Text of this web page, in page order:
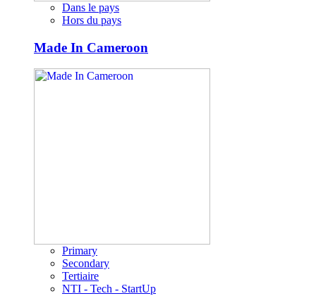
Dans le pays
Hors du pays
Made In Cameroon
Primary
Secondary
Tertiaire
NTI - Tech - StartUp